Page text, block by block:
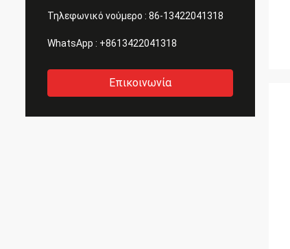
Τηλεφωνικό νούμερο : 86-13422041318
WhatsApp : +8613422041318
Επικοινωνία